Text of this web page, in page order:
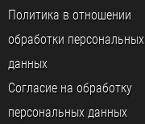
Политика в отношении
обработки персональных
данных
Согласие на обработку
персональных данных